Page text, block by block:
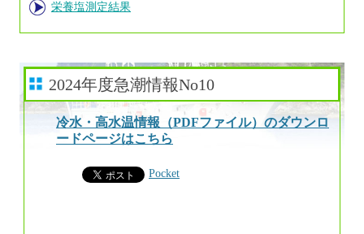
栄養塩測定結果
2024年度急潮情報No10
冷水・高水温情報（PDFファイル）のダウンロ
ードページはこちら
Pocket